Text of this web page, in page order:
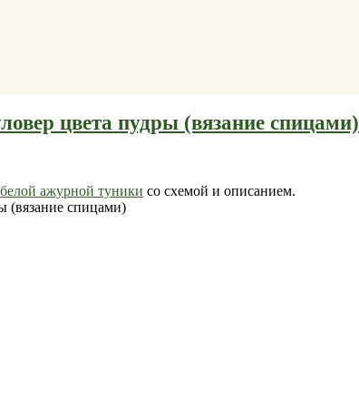
цвета пудры (вязание спицами)
белой ажурной туники со схемой и описанием.